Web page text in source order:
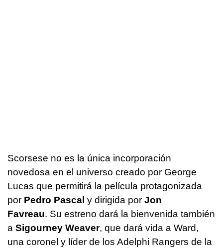
Scorsese no es la única incorporación
novedosa en el universo creado por George
Lucas que permitirá la película protagonizada
por Pedro Pascal y dirigida por Jon
Favreau. Su estreno dará la bienvenida también
a Sigourney Weaver, que dará vida a Ward,
una coronel y líder de los Adelphi Rangers de la